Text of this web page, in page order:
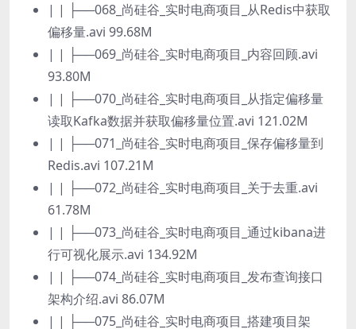
| | ├──068_尚硅谷_实时电商项目_从Redis中获取
偏移量.avi 99.68M
| | ├──069_尚硅谷_实时电商项目_内容回顾.avi
93.80M
| | ├──070_尚硅谷_实时电商项目_从指定偏移量
读取Kafka数据并获取偏移量位置.avi 121.02M
| | ├──071_尚硅谷_实时电商项目_保存偏移量到
Redis.avi 107.21M
| | ├──072_尚硅谷_实时电商项目_关于去重.avi
61.78M
| | ├──073_尚硅谷_实时电商项目_通过kibana进
行可视化展示.avi 134.92M
| | ├──074_尚硅谷_实时电商项目_发布查询接口
架构介绍.avi 86.07M
| | ├──075_尚硅谷_实时电商项目_搭建项目架